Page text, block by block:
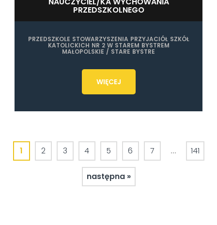
PRZEDSZKOLNEGO
PRZEDSZKOLE STOWARZYSZENIA PRZYJACIÓŁ SZKÓŁ
KATOLICKICH NR 2 W STAREM BYSTREM
MAŁOPOLSKIE / STARE BYSTRE
WIĘCEJ
1 2 3 4 5 6 7 ... 141
następna »